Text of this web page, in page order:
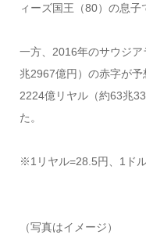
ィーズ国王（80）の息子
一方、2016年のサウジ
兆2967億円）の赤字が
2224億リヤル（約63兆
た。
※1リヤル=28.5円、1ド
（写真はイメージ）